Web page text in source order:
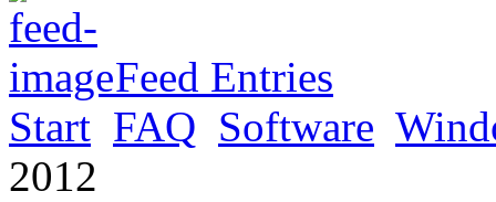
Feed Entries
Start FAQ Software
2012